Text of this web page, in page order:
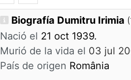
Biografía Dumitru Irimia
Nació el 21 oct 1939.
Murió de la vida el 03 jul
País de origen România